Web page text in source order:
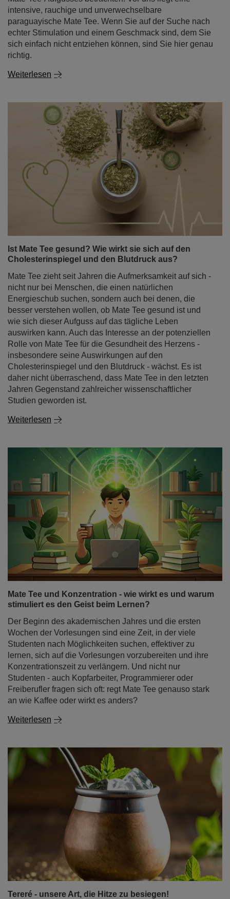
intensive, rauchige und unverwechselbare
paraguayische Mate Tee. Wenn Sie auf der Suche nach
echter Stimulation und einem Geschmack sind, dem Sie
sich einfach nicht entziehen können, sind Sie hier genau
richtig.
Weiterlesen
Ist Mate Tee gesund? Wie wirkt sie sich auf den
Cholesterinspiegel und den Blutdruck aus?
Mate Tee zieht seit Jahren die Aufmerksamkeit auf sich -
nicht nur bei Menschen, die einen natürlichen
Energieschub suchen, sondern auch bei denen, die
besser verstehen wollen, ob Mate Tee gesund ist und
wie sich dieser Aufguss auf das tägliche Leben
auswirken kann. Auch das Interesse an der potenziellen
Rolle von Mate Tee für die Gesundheit des Herzens -
insbesondere seine Auswirkungen auf den
Cholesterinspiegel und den Blutdruck - wächst. Es ist
daher nicht überraschend, dass Mate Tee in den letzten
Jahren Gegenstand zahlreicher wissenschaftlicher
Studien geworden ist.
Weiterlesen
Mate Tee und Konzentration - wie wirkt es und warum
stimuliert es den Geist beim Lernen?
Der Beginn des akademischen Jahres und die ersten
Wochen der Vorlesungen sind eine Zeit, in der viele
Studenten nach Möglichkeiten suchen, effektiver zu
lernen, sich auf die Vorlesungen vorzubereiten und ihre
Konzentrationszeit zu verlängern. Und nicht nur
Studenten - auch Kopfarbeiter, Programmierer oder
Freiberufler fragen sich oft: regt Mate Tee genauso stark
an wie Kaffee oder wirkt es anders?
Weiterlesen
Tereré - unsere Art, die Hitze zu besiegen!